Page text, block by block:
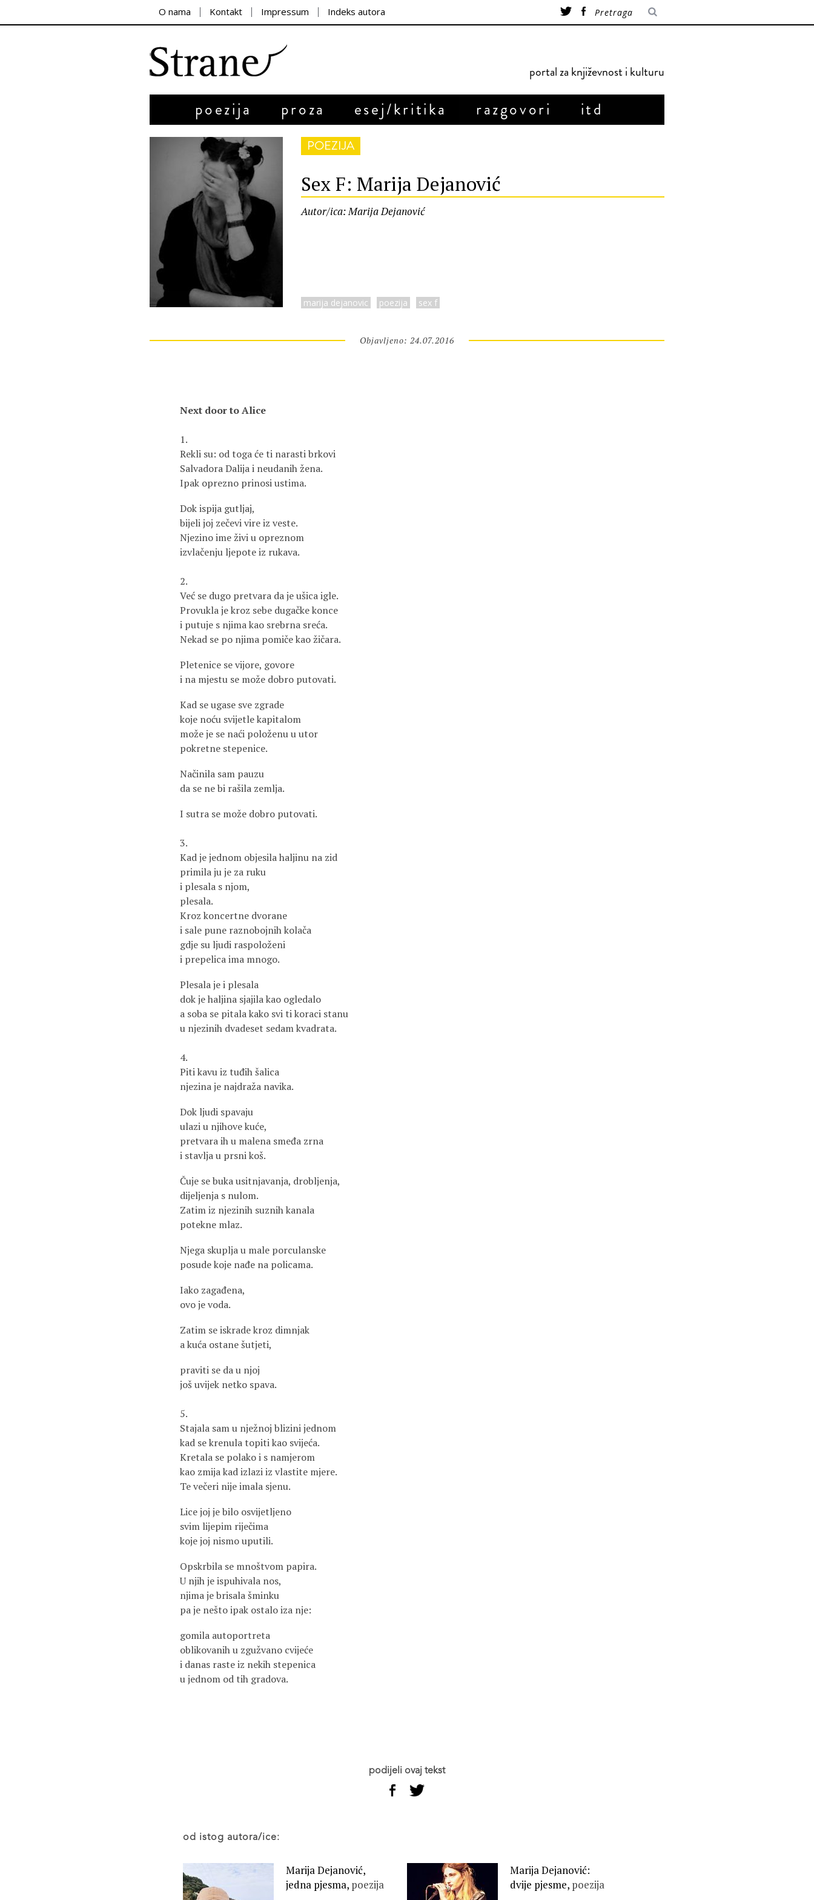
O nama Kontakt Impressum Indeks autora
portal za književnost i kulturu
poezija proza esej/kritika razgovori itd
POEZIJA
Sex F: Marija Dejanović
Autor/ica: Marija Dejanović
marija dejanovic poezija sex f
Objavljeno: 24.07.2016
Next door to Alice
1.
Rekli su: od toga će ti narasti brkovi
Salvadora Dalija i neudanih žena.
Ipak oprezno prinosi ustima.
Dok ispija gutljaj,
bijeli joj zečevi vire iz veste.
Njezino ime živi u opreznom
izvlačenju ljepote iz rukava.
2.
Već se dugo pretvara da je ušica igle.
Provukla je kroz sebe dugačke konce
i putuje s njima kao srebrna sreća.
Nekad se po njima pomiče kao žičara.
Pletenice se vijore, govore
i na mjestu se može dobro putovati.
Kad se ugase sve zgrade
koje noću svijetle kapitalom
može je se naći položenu u utor
pokretne stepenice.
Načinila sam pauzu
da se ne bi rašila zemlja.
I sutra se može dobro putovati.
3.
Kad je jednom objesila haljinu na zid
primila ju je za ruku
i plesala s njom,
plesala.
Kroz koncertne dvorane
i sale pune raznobojnih kolača
gdje su ljudi raspoloženi
i prepelica ima mnogo.
Plesala je i plesala
dok je haljina sjajila kao ogledalo
a soba se pitala kako svi ti koraci stanu
u njezinih dvadeset sedam kvadrata.
4.
Piti kavu iz tuđih šalica
njezina je najdraža navika.
Dok ljudi spavaju
ulazi u njihove kuće,
pretvara ih u malena smeđa zrna
i stavlja u prsni koš.
Čuje se buka usitnjavanja, drobljenja,
dijeljenja s nulom.
Zatim iz njezinih suznih kanala
potekne mlaz.
Njega skuplja u male porculanske
posude koje nađe na policama.
Iako zagađena,
ovo je voda.
Zatim se iskrade kroz dimnjak
a kuća ostane šutjeti,
praviti se da u njoj
još uvijek netko spava.
5.
Stajala sam u nježnoj blizini jednom
kad se krenula topiti kao svijeća.
Kretala se polako i s namjerom
kao zmija kad izlazi iz vlastite mjere.
Te večeri nije imala sjenu.
Lice joj je bilo osvijetljeno
svim lijepim riječima
koje joj nismo uputili.
Opskrbila se mnoštvom papira.
U njih je ispuhivala nos,
njima je brisala šminku
pa je nešto ipak ostalo iza nje:
gomila autoportreta
oblikovanih u zgužvano cvijeće
i danas raste iz nekih stepenica
u jednom od tih gradova.
podijeli ovaj tekst
od istog autora/ice:
Marija Dejanović,
jedna pjesma, poezija
Marija Dejanović:
dvije pjesme, poezija